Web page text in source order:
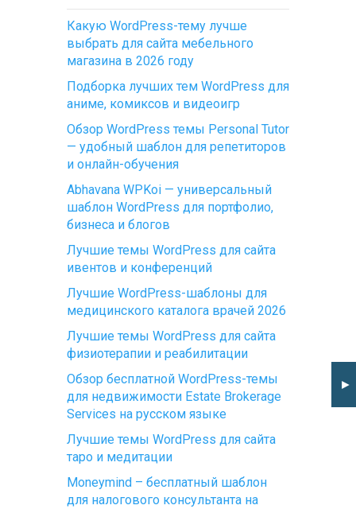
Какую WordPress-тему лучше
выбрать для сайта мебельного
магазина в 2026 году
Подборка лучших тем WordPress для
аниме, комиксов и видеоигр
Обзор WordPress темы Personal Tutor
— удобный шаблон для репетиторов
и онлайн-обучения
Abhavana WPKoi — универсальный
шаблон WordPress для портфолио,
бизнеса и блогов
Лучшие темы WordPress для сайта
ивентов и конференций
Лучшие WordPress-шаблоны для
медицинского каталога врачей 2026
Лучшие темы WordPress для сайта
физиотерапии и реабилитации
Обзор бесплатной WordPress-темы
для недвижимости Estate Brokerage
Services на русском языке
Лучшие темы WordPress для сайта
таро и медитации
Moneymind – бесплатный шаблон
для налогового консультанта на
►